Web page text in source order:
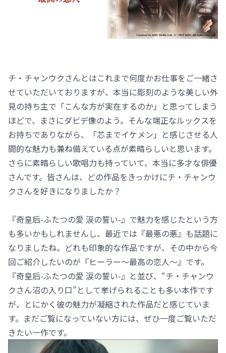
チ・チャンウクさんとはこれまで何度かお仕事をご一緒さ
せていただいておりますが、本当に彫刻のような美しい外
見の持ち主で「こんな方が実在するのか」と思ってしまう
ほどで、まさにダビデ像のよう。そんな端正なルックスを
お持ちでありながら、「芯までイケメン」と感じさせる人
間的な魅力も兼ね備えている点が素晴らしいと思います。
さらに素晴らしい歌唱力も持っていて、本当に多才な俳優
さんです。皆さんは、どの作品をきっかけにチ・チャンウ
クさんを好きになりましたか？
『奇皇后-ふたつの愛 涙の誓い-』で魅力を感じたという方
も多いかもしれませんし、最近では『最悪の悪』も話題に
なりましたね。どれも印象的な作品ですが、その中から今
回ご紹介したいのが『ヒーラー～最高の恋人～』です。
『奇皇后-ふたつの愛 涙の誓い-』と並び、“チ・チャンウ
クさん沼の入り口”として挙げられることも多い本作です
が、とにかく彼の魅力が凝縮された作品だと感じていま
す。まだご覧になっていない方には、ぜひ一度ご覧いただ
きたい一作です。